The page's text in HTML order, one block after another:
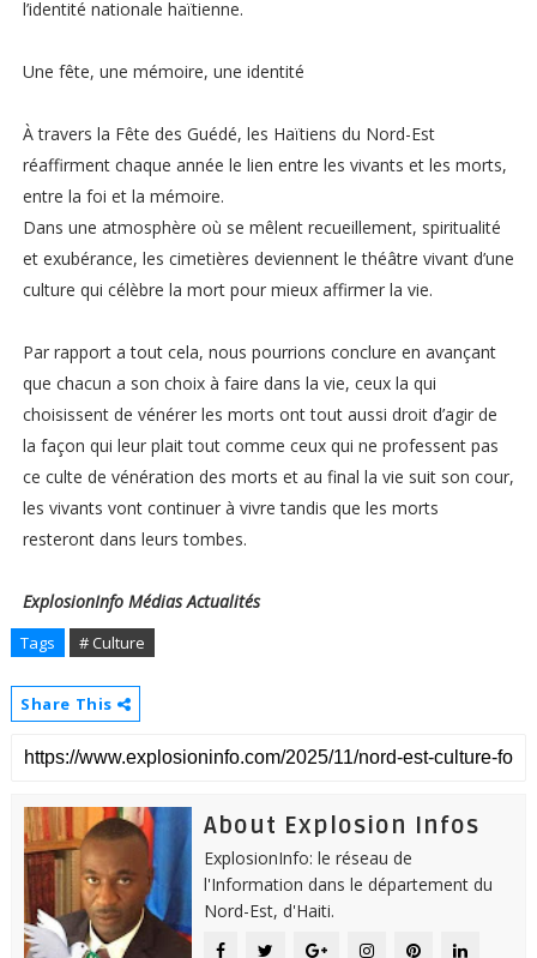
l’identité nationale haïtienne.
Une fête, une mémoire, une identité
À travers la Fête des Guédé, les Haïtiens du Nord-Est
réaffirment chaque année le lien entre les vivants et les morts,
entre la foi et la mémoire.
Dans une atmosphère où se mêlent recueillement, spiritualité
et exubérance, les cimetières deviennent le théâtre vivant d’une
culture qui célèbre la mort pour mieux affirmer la vie.
Par rapport a tout cela, nous pourrions conclure en avançant
que chacun a son choix à faire dans la vie, ceux la qui
choisissent de vénérer les morts ont tout aussi droit d’agir de
la façon qui leur plait tout comme ceux qui ne professent pas
ce culte de vénération des morts et au final la vie suit son cour,
les vivants vont continuer à vivre tandis que les morts
resteront dans leurs tombes.
ExplosionInfo Médias Actualités
Tags # Culture
Share This
About Explosion Infos
ExplosionInfo: le réseau de
l'Information dans le département du
Nord-Est, d'Haiti.